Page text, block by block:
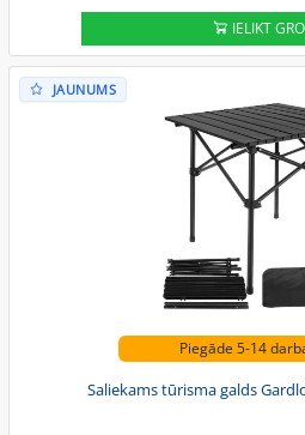
IELIKT
JAUNUMS
Piegāde 5-14
Saliekams tūrisma galds